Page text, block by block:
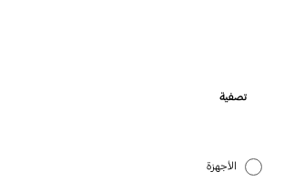
تصفية
الأجهزة